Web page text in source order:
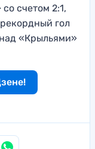
счетом 2:1,
гол
«Крыльями»